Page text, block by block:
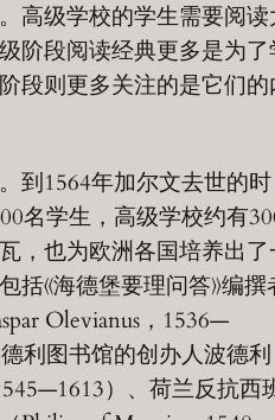
高级学校的学生需要阅读
阶段阅读经典更多是为了
段则更多关注的是它们的
到1564年加尔文去世的时
名学生，高级学校约有
，也为欧洲各国培养出了
括《海德堡要理问答》编撰
Olevianus，1536—
利图书馆的创办人波德利
）、荷兰反抗西